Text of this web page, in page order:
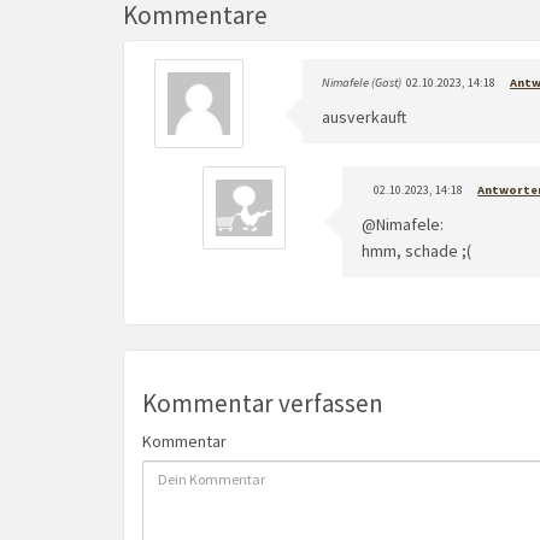
Kommentare
Nimafele (Gast) 02.10.2023, 14:18
ausverkauft
02.10.2023, 14:18
@Nimafele:
hmm, schade ;(
Kommentar verfassen
Kommentar